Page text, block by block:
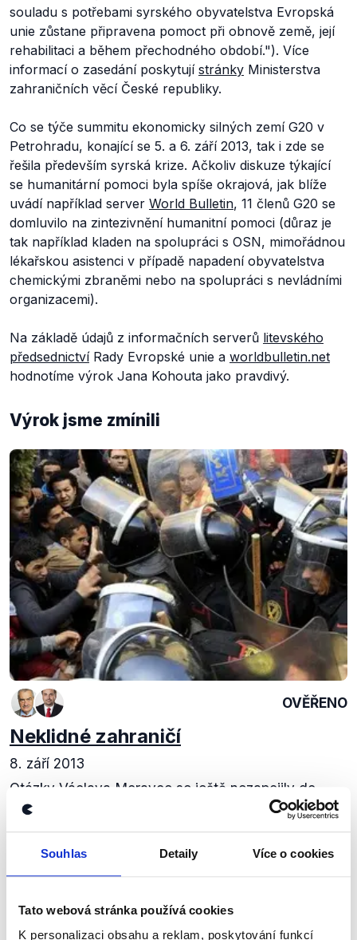
Souhlas Detaily Více o cookies
Tato webová stránka používá cookies
K personalizaci obsahu a reklam, poskytování funkcí
souladu s potřebami syrského obyvatelstva Evropská
unie zůstane připravena pomoct při obnově země, její
rehabilitaci a během přechodného období."). Více
informací o zasedání poskytují stránky Ministerstva
zahraničních věcí České republiky.
Co se týče summitu ekonomicky silných zemí G20 v
Petrohradu, konající se 5. a 6. září 2013, tak i zde se
řešila především syrská krize. Ačkoliv diskuze týkající
se humanitární pomoci byla spíše okrajová, jak blíže
uvádí například server World Bulletin, 11 členů G20 se
domluvilo na zintezivnění humanitní pomoci (důraz je
tak například kladen na spolupráci s OSN, mimořádnou
lékařskou asistenci v případě napadení obyvatelstva
chemickými zbraněmi nebo na spolupráci s nevládními
organizacemi).
Na základě údajů z informačních serverů litevského
předsednictvíRady Evropské unie a worldbulletin.net
hodnotíme výrok Jana Kohouta jako pravdivý.
Výrok jsme zmínili
OVĚŘENO
Neklidné zahraničí
8. září 2013
Otázky Václava Moravce se ještě nezapojily do
předvolební horečky a hlavní témata byla z větší
části nepolitická. Hosty-politiky byli tuto neděli
Číst dál